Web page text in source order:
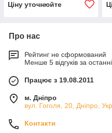
Ціну уточнюйте
Про нас
Рейтинг не сформований
Менше 5 відгуків за
Працює з 19.08.2011
м. Дніпро
вул. Гоголя, 20, Дніпро,
Контакти